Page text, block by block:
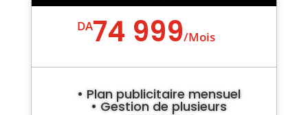
DA74 999/Mois
• Plan publicitaire mensuel
• Gestion de plusieurs